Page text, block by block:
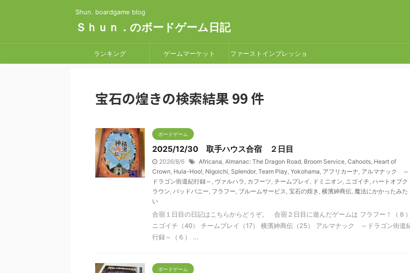
Shun. boardgame blog
Ｓｈｕｎ．のボードゲーム日記
ランキング ゲームマーケット ファーストインプレッショ
宝石の煌きの検索結果 99 件
ボードゲーム
2025/12/30 取手ハウス合宿 ２日目
2026/8/6 Africana, Almanac: The Dragon Road, Broom Service, Cahoots, Heart of
Crown, Hula-Hoo!, Nigoichi, Splendor, Team Play, Yokohama, アフリカーナ, アルマナック ～
ドラゴン街道紀行録～ , ヴァルハラ , カフーツ, チームプレイ , ドミニオン, ニゴイチ, ハートオブク
ラウン, バッドバニー, フラフー, ブルームサービス, 宝石の煌き , 横濱紳商伝, 魔法にかかったみた
い
合宿１日目の日記はこちらからどうぞ。 合宿２日目に遊んだゲームは フラフー！（８）
ニゴイチ（40） チームプレイ（17） 横濱紳商伝（25） アルマナック ～ドラゴン街道
行録～（６） ...
ボードゲーム